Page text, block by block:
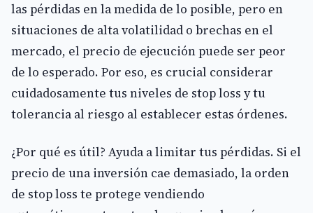
las pérdidas en la medida de lo posible, pero en
situaciones de alta volatilidad o brechas en el
mercado, el precio de ejecución puede ser peor
de lo esperado. Por eso, es crucial considerar
cuidadosamente tus niveles de stop loss y tu
tolerancia al riesgo al establecer estas órdenes.
¿Por qué es útil? Ayuda a limitar tus pérdidas. Si el
precio de una inversión cae demasiado, la orden
de stop loss te protege vendiendo